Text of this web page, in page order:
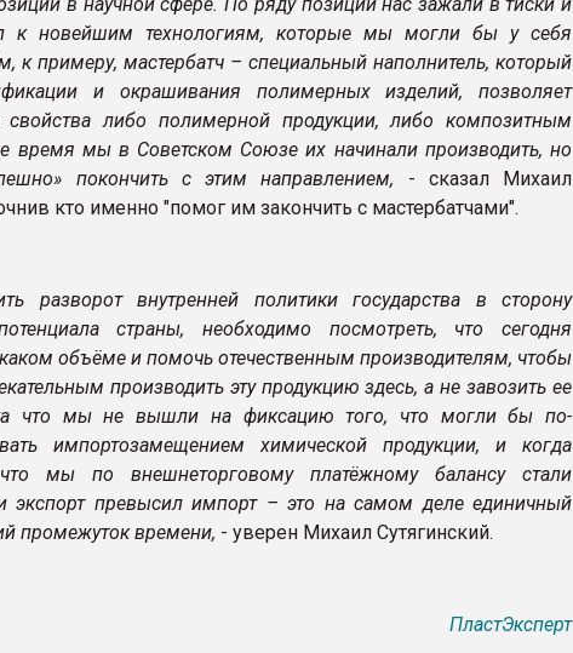
в научной сфере. По ряду позиций нас зажали в тиски и
к новейшим технологиям, которые мы могли бы у себя
к примеру, мастербатч – специальный наполнитель, который
и окрашивания полимерных изделий, позволяет
свойства либо полимерной продукции, либо композитным
время мы в Советском Союзе их начинали производить, но
покончить с этим направлением, - сказал Михаил
кто именно "помог им закончить с мастербатчами".
разворот внутренней политики государства в сторону
страны, необходимо посмотреть, что сегодня
объёме и помочь отечественным производителям, чтобы
производить эту продукцию здесь, а не завозить ее
что мы не вышли на фиксацию того, что могли бы по-
импортозамещением химической продукции, и когда
мы по внешнеторговому платёжному балансу стали
экспорт превысил импорт – это на самом деле единичный
промежуток времени, - уверен Михаил Сутягинский.
ПластЭксперт